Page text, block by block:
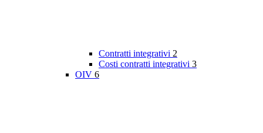
Contratti integrativi 2
Costi contratti integrativi 3
OIV 6